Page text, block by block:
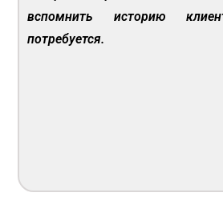
вспомнить историю
потребуется.